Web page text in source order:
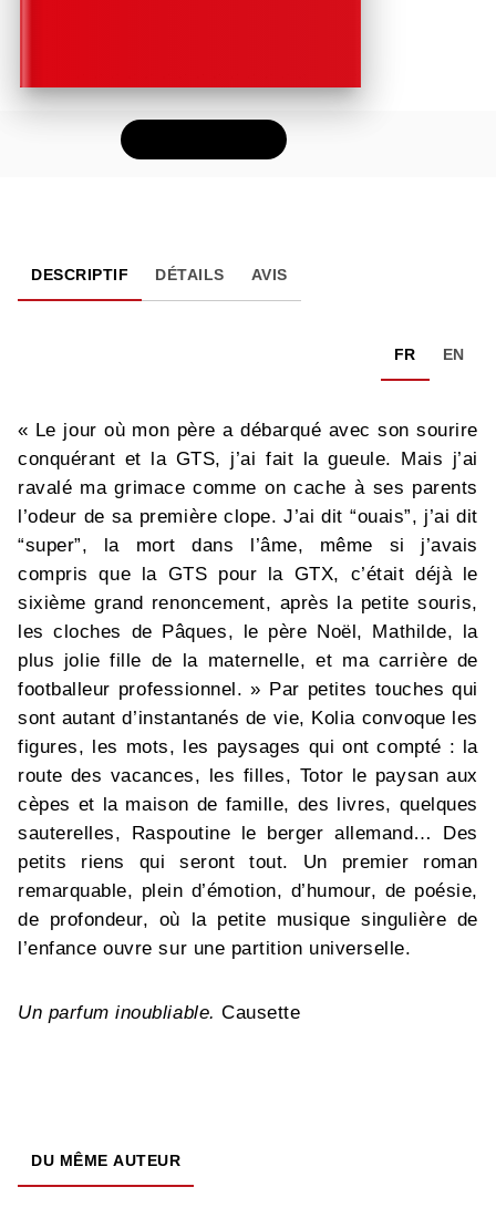
DESCRIPTIF DÉTAILS AVIS
FR EN
« Le jour où mon père a débarqué avec son sourire
conquérant et la GTS, j’ai fait la gueule. Mais j’ai
ravalé ma grimace comme on cache à ses parents
l’odeur de sa première clope. J’ai dit “ouais”, j’ai dit
“super”, la mort dans l’âme, même si j’avais
compris que la GTS pour la GTX, c’était déjà le
sixième grand renoncement, après la petite souris,
les cloches de Pâques, le père Noël, Mathilde, la
plus jolie fille de la maternelle, et ma carrière de
footballeur professionnel. » Par petites touches qui
sont autant d’instantanés de vie, Kolia convoque les
figures, les mots, les paysages qui ont compté : la
route des vacances, les filles, Totor le paysan aux
cèpes et la maison de famille, des livres, quelques
sauterelles, Raspoutine le berger allemand… Des
petits riens qui seront tout. Un premier roman
remarquable, plein d’émotion, d’humour, de poésie,
de profondeur, où la petite musique singulière de
l’enfance ouvre sur une partition universelle.
Un parfum inoubliable. Causette
DU MÊME AUTEUR